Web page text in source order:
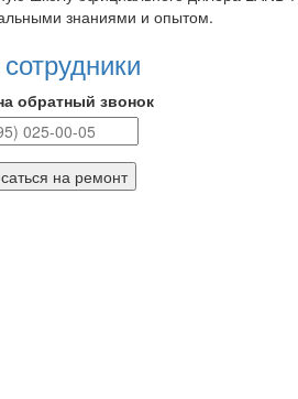
знаниями и опытом.
обратный звонок
на ремонт